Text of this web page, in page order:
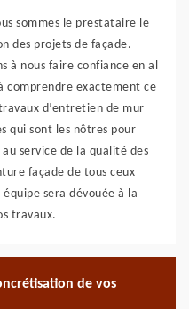
sommes le prestataire le
des projets de façade.
à nous faire confiance en al
comprendre exactement ce
d’entretien de mur
qui sont les nôtres pour
service de la qualité des
façade de tous ceux
sera dévouée à la
travaux.
de vos